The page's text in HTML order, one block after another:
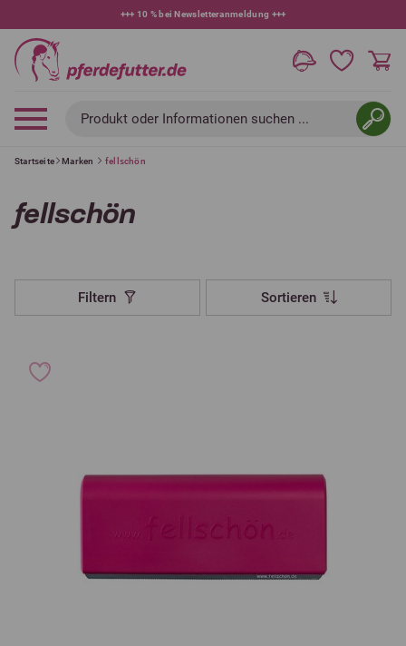
+++ 10 % bei Newsletteranmeldung +++
Produkt oder Informationen suchen ...
Startseite Marken fellschön
fellschön
Filtern Sortieren